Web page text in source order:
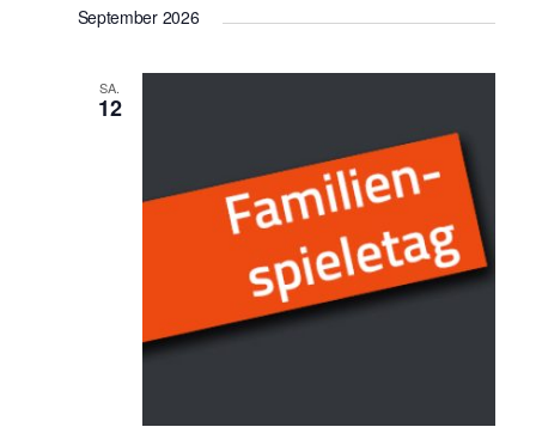
e
n
v
i
g
September 2026
SA.
12